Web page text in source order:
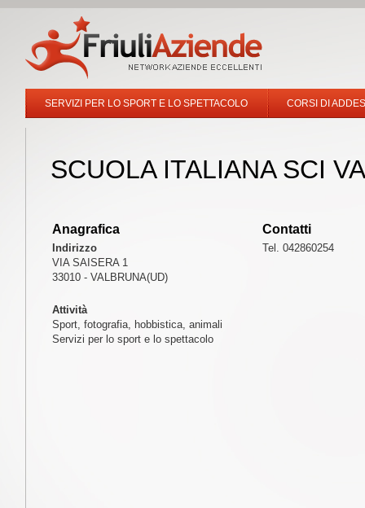
SERVIZI PER LO SPORT E LO SPETTACOLO CORSI DI
SCUOLA ITALIANA SCI
Anagrafica
Indirizzo
VIA SAISERA 1
33010 - VALBRUNA(UD)
Contatti
Tel. 042860254
Attività
Sport, fotografia, hobbistica, animali
Servizi per lo sport e lo spettacolo